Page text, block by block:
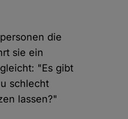
die
sie ein
"Es gibt
schlecht
lassen?"